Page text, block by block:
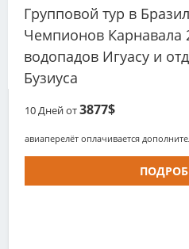
Групповой тур в
Чемпионов Карнавала
водопадов Игуасу и
Бузиуса
10Дней от3877$
авиаперелёт оплачивается